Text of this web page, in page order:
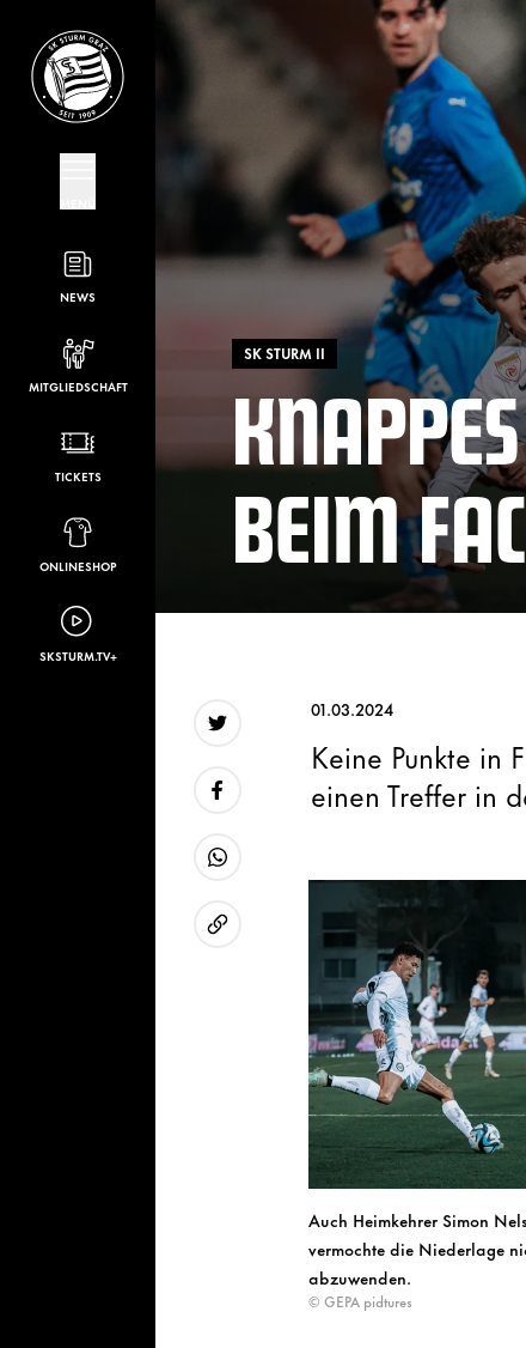
NEWS
MITGLIEDSCHAFT
TICKETS
ONLINESHOP
SKSTURM.TV+
SK STURM II
BEIM FAC
URL kopieren
01.03.2024
Keine Punkte in
einen Treffer in
Auch Heimkehrer Simon
vermochte die Niederlage
abzuwenden.
© GEPA pidtures